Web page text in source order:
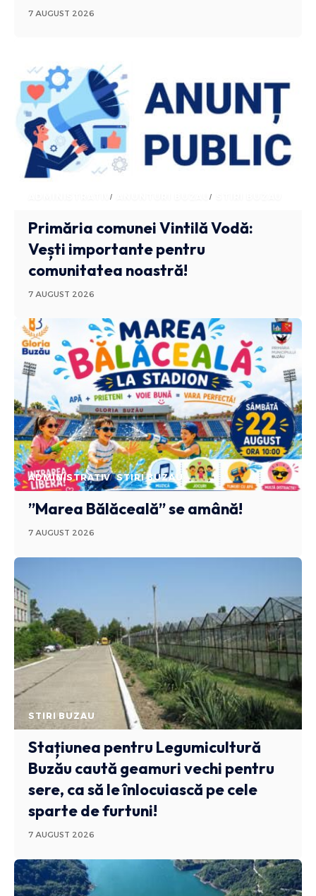
7 AUGUST 2026
ADMINISTRATIV ANUNTURI BUZAU
Primăria comunei Vintilă Vodă:
Vești importante pentru
comunitatea noastră!
7 AUGUST 2026
ADMINISTRATIV STIRI BUZAU
”Marea Bălăceală” se amână!
7 AUGUST 2026
STIRI BUZAU
Stațiunea pentru Legumicultură
Buzău caută geamuri vechi pentru
sere, ca să le înlocuiască pe cele
sparte de furtuni!
7 AUGUST 2026